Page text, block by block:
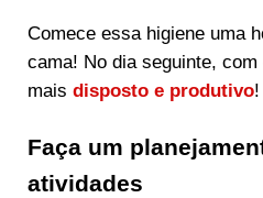
Comece essa higiene uma
cama! No dia seguinte,
mais disposto e produtivo!
Faça um
atividades